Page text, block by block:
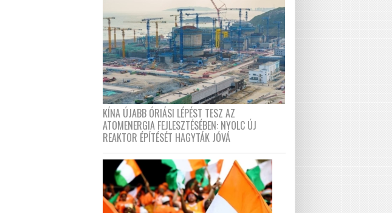
KÍNA ÚJABB ÓRIÁSI LÉPÉST TESZ AZ
ATOMENERGIA FEJLESZTÉSÉBEN: NYOLC ÚJ
REAKTOR ÉPÍTÉSÉT HAGYTÁK JÓVÁ